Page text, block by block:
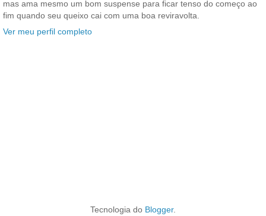
mas ama mesmo um bom suspense para ficar tenso do começo ao
fim quando seu queixo cai com uma boa reviravolta.
Ver meu perfil completo
Tecnologia do Blogger.